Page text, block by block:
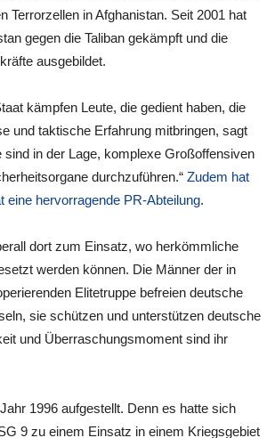
Terrorzellen in Afghanistan. Seit 2001 hat
gegen die Taliban gekämpft und die
ausgebildet.
kämpfen Leute, die gedient haben, die
und taktische Erfahrung mitbringen, sagt
sind in der Lage, komplexe Großoffensiven
durchzuführen.“ Zudem hat
eine hervorragende PR-Abteilung.
dort zum Einsatz, wo herkömmliche
werden können. Die Männer der in
Elitetruppe befreien deutsche
sie schützen und unterstützen deutsche
und Überraschungsmoment sind ihr
1996 aufgestellt. Denn es hatte sich
9 zu einem Einsatz in einem Kriegsgebiet